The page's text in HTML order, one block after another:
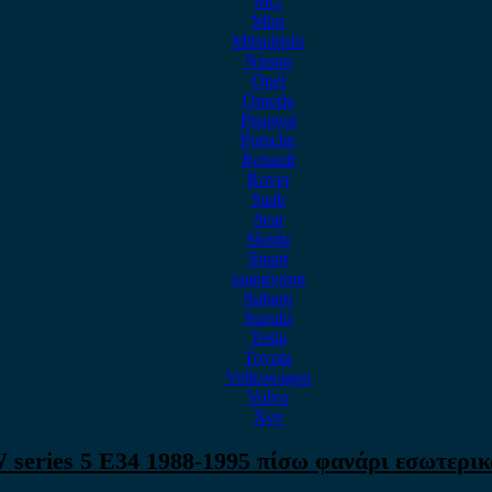
Mini
Mitsubishi
Nissan
Opel
Omoda
Peugeot
Porsche
Renault
Rover
Saab
Seat
Skoda
Smart
ssangyong
Subaru
Suzuki
Tesla
Toyota
Volkswagen
Volvo
Xev
5 E34 1988-1995 πίσω φανάρι